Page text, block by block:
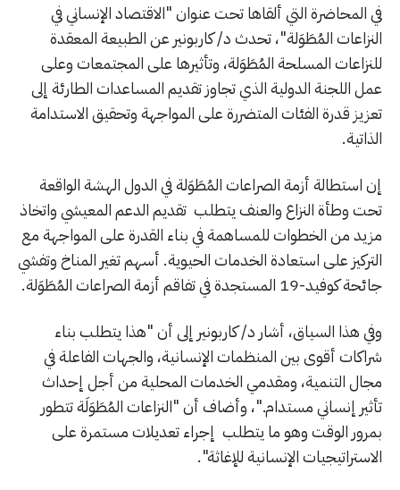
في المحاضرة التي ألقاها تحت عنوان "الاقتصاد الإنساني في
النزاعات المُطَوَلة"، تحدث د/ كاربونير عن الطبيعة المعقدة
للنزاعات المسلحة المُطَوَلة، وتأثيرها على المجتمعات وعلى
عمل اللجنة الدولية الذي تجاوز تقديم المساعدات الطارئة إلى
تعزيز قدرة الفئات المتضررة على المواجهة وتحقيق الاستدامة
الذاتية.
إن استطالة أزمة الصراعات المُطَوَلة في الدول الهشة الواقعة
تحت وطأة النزاع والعنف يتطلب تقديم الدعم المعيشي واتخاذ
مزيد من الخطوات للمساهمة في بناء القدرة على المواجهة مع
التركيز على استعادة الخدمات الحيوية. أسهم تغير المناخ وتفشي
جائحة كوفيد-19 المستجدة في تفاقم أزمة الصراعات المُطَوَلة.
وفي هذا السياق، أشار د/ كاربونير إلى أن "هذا يتطلب بناء
شراكات أقوى بين المنظمات الإنسانية، والجهات الفاعلة في
مجال التنمية، ومقدمي الخدمات المحلية من أجل إحداث
تأثير إنساني مستدام."، وأضاف أن "النزاعات المُطَوَلَة تتطور
بمرور الوقت وهو ما يتطلب إجراء تعديلات مستمرة على
الاستراتيجيات الإنسانية للإغاثة".